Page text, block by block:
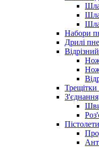
Набори
Дрилі
Трещітки